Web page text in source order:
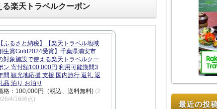
楽天トラベルクーポン
【ふるさと納税】【楽天トラベル地域
生賞Gold2024受賞】千葉県浦安市
対象施設で使える楽天トラベルクー
ン 寄付額100,000円|利用可能期間3
間 観光地応援 支援 国内旅行 返礼 返
品 泊り お泊り
格：100,000円（税込、送料無料) (2
4/16時点)
最近の投